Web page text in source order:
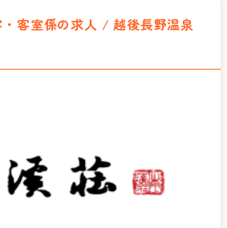
・客室係の求人 / 越後長野温泉